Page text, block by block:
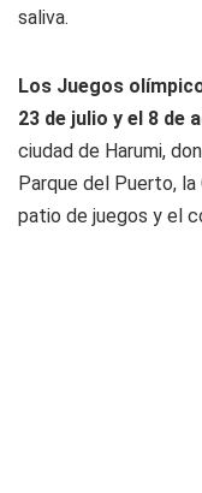
saliva.
Los Juegos
23 de julio y el 8 de
ciudad de Harumi,
Parque del Puerto, la
patio de juegos y el